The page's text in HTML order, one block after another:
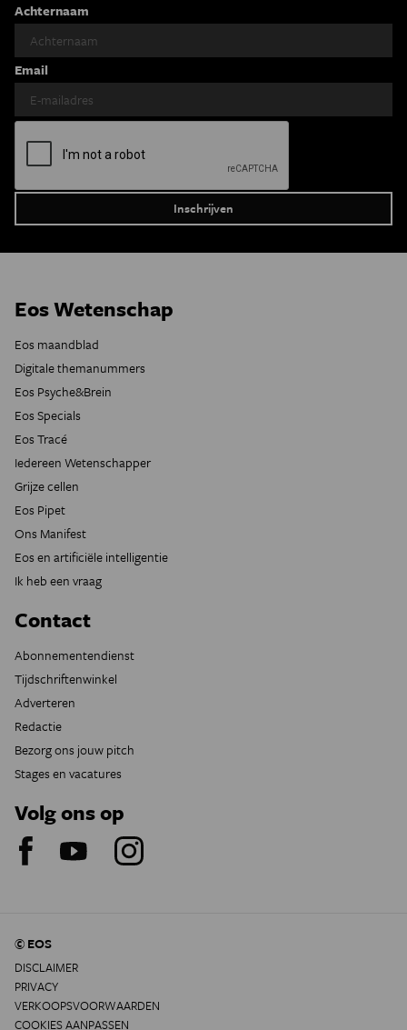
Achternaam
Email
Eos Wetenschap
Eos maandblad
Digitale themanummers
Eos Psyche&Brein
Eos Specials
Eos Tracé
Iedereen Wetenschapper
Grijze cellen
Eos Pipet
Ons Manifest
Eos en artificiële intelligentie
Ik heb een vraag
Contact
Abonnementendienst
Tijdschriftenwinkel
Adverteren
Redactie
Bezorg ons jouw pitch
Stages en vacatures
Volg ons op
© EOS
DISCLAIMER
PRIVACY
VERKOOPSVOORWAARDEN
COOKIES AANPASSEN